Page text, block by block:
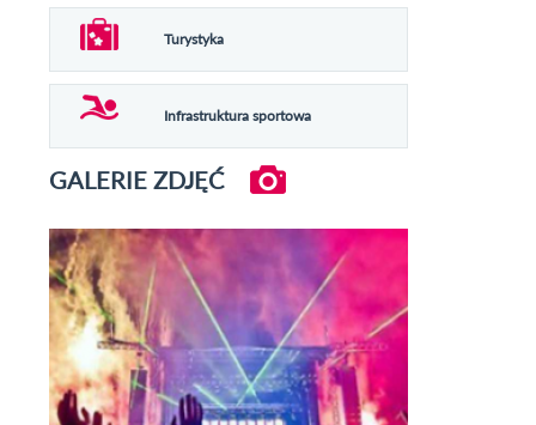
Turystyka
Infrastruktura sportowa
GALERIE ZDJĘĆ